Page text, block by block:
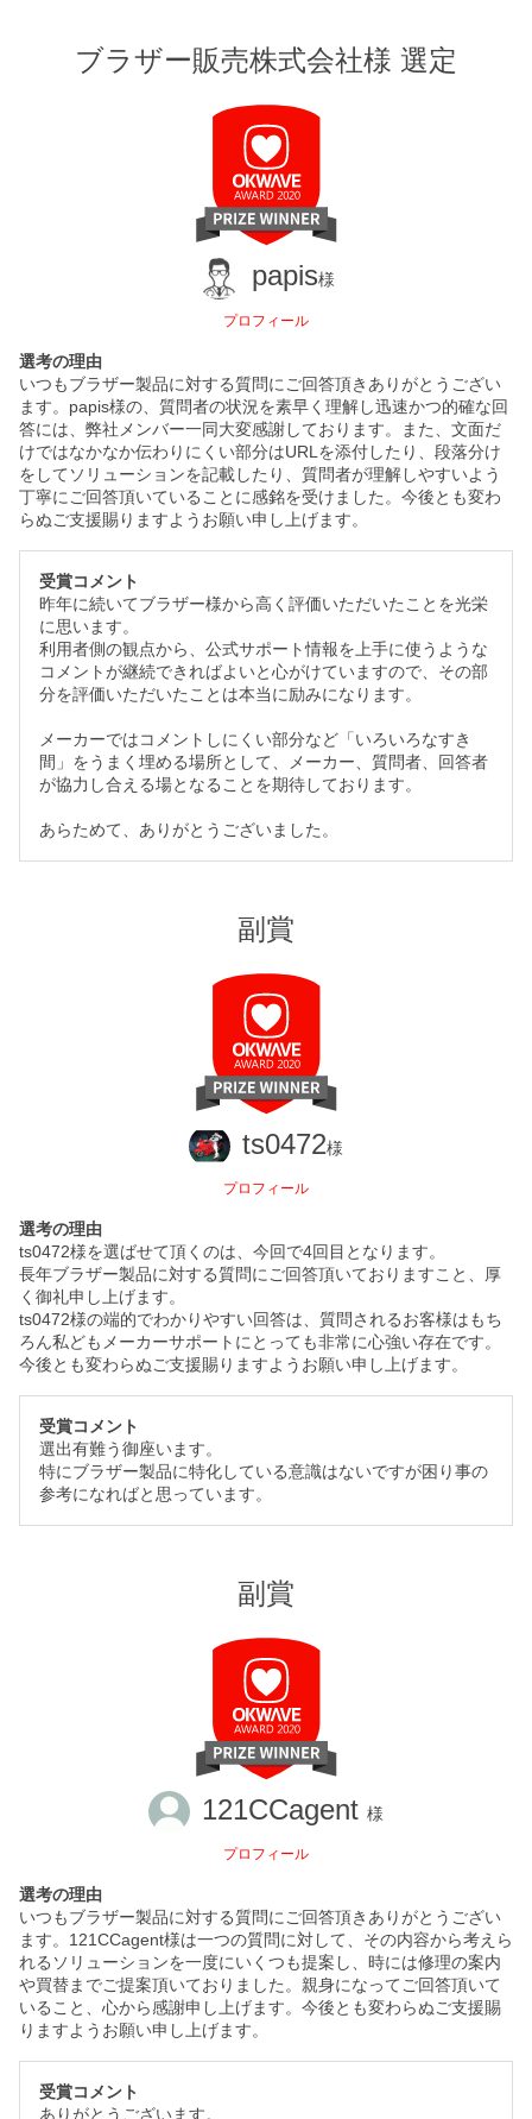
ブラザー販売株式会社様 選定
papis様
プロフィール
選考の理由
いつもブラザー製品に対する質問にご回答頂きありがとうござい
ます。papis様の、質問者の状況を素早く理解し迅速かつ的確な回
答には、弊社メンバー一同大変感謝しております。また、文面だ
けではなかなか伝わりにくい部分はURLを添付したり、段落分け
をしてソリューションを記載したり、質問者が理解しやすいよう
丁寧にご回答頂いていることに感銘を受けました。今後とも変わ
らぬご支援賜りますようお願い申し上げます。
受賞コメント
昨年に続いてブラザー様から高く評価いただいたことを光栄
に思います。
利用者側の観点から、公式サポート情報を上手に使うような
コメントが継続できればよいと心がけていますので、その部
分を評価いただいたことは本当に励みになります。
メーカーではコメントしにくい部分など「いろいろなすき
間」をうまく埋める場所として、メーカー、質問者、回答者
が協力し合える場となることを期待しております。
あらためて、ありがとうございました。
副賞
ts0472様
プロフィール
選考の理由
ts0472様を選ばせて頂くのは、今回で4回目となります。
長年ブラザー製品に対する質問にご回答頂いておりますこと、厚
く御礼申し上げます。
ts0472様の端的でわかりやすい回答は、質問されるお客様はもち
ろん私どもメーカーサポートにとっても非常に心強い存在です。
今後とも変わらぬご支援賜りますようお願い申し上げます。
受賞コメント
選出有難う御座います。
特にブラザー製品に特化している意識はないですが困り事の
参考になればと思っています。
副賞
121CCagent 様
プロフィール
選考の理由
いつもブラザー製品に対する質問にご回答頂きありがとうござい
ます。121CCagent様は一つの質問に対して、その内容から考えら
れるソリューションを一度にいくつも提案し、時には修理の案内
や買替までご提案頂いておりました。親身になってご回答頂いて
いること、心から感謝申し上げます。今後とも変わらぬご支援賜
りますようお願い申し上げます。
受賞コメント
ありがとうございます。